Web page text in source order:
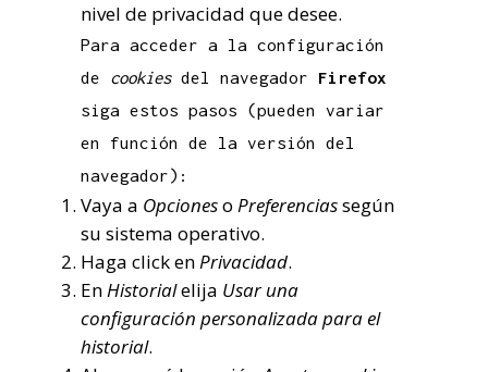
nivel de privacidad que desee.
Para acceder a la configuración
de cookiesdel navegador Firefox
siga estos pasos (pueden variar
en función de la versión del
navegador):
Vaya a Opcioneso Preferenciassegún
su sistema operativo.
Haga click enPrivacidad.
EnHistorialelija Usar una
configuración personalizada para el
historial.